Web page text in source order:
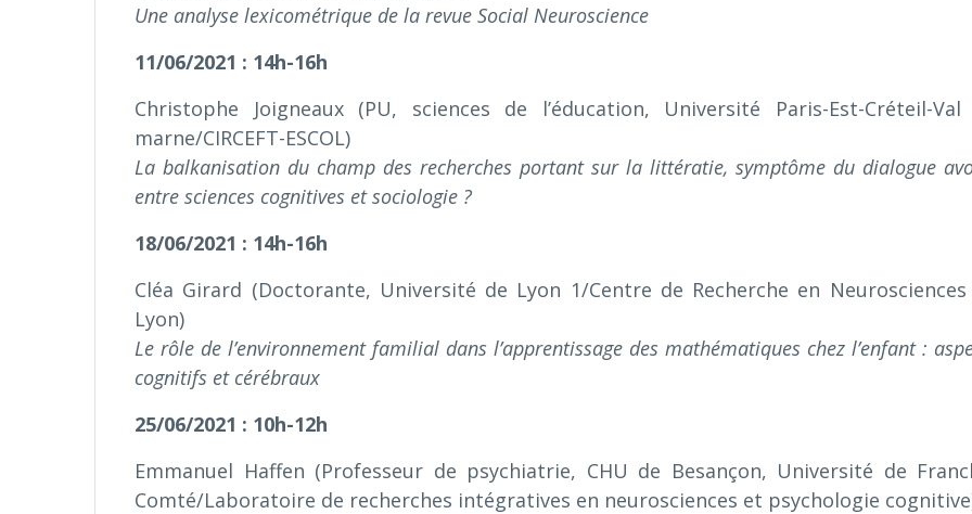
Une analyse lexicométrique de la revue Social Neuroscience
11/06/2021 : 14h-16h
Christophe Joigneaux (PU, sciences de l’éducation, Université Paris-Est-Créteil-Val
marne/CIRCEFT-ESCOL)
La balkanisation du champ des recherches portant sur la littératie, symptôme du dialogue
entre sciences cognitives et sociologie ?
18/06/2021 : 14h-16h
Cléa Girard (Doctorante, Université de Lyon 1/Centre de Recherche en
Lyon)
Le rôle de l’environnement familial dans l’apprentissage des mathématiques chez l’enfant :
cognitifs et cérébraux
25/06/2021 : 10h-12h
Emmanuel Haffen (Professeur de psychiatrie, CHU de Besançon, Université de
Comté/Laboratoire de recherches intégratives en neurosciences et psychologie